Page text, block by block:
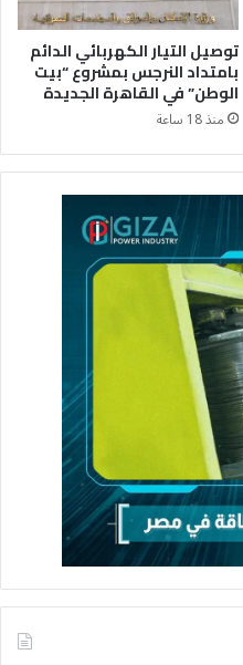
توصيل التيار الكهربائي الدائم
بامتداد النرجس بمشروع “بيت
الوطن” في القاهرة الجديدة
منذ 18 ساعة